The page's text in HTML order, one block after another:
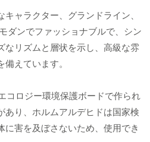
ャラクター、グランドライン、
ダンでファッショナブルで、シン
なリズムと層状を示し、高級な雰
えています。
コロジー環境保護ボードで作られ
あり、ホルムアルデヒドは国家検
に害を及ぼさないため、使用でき